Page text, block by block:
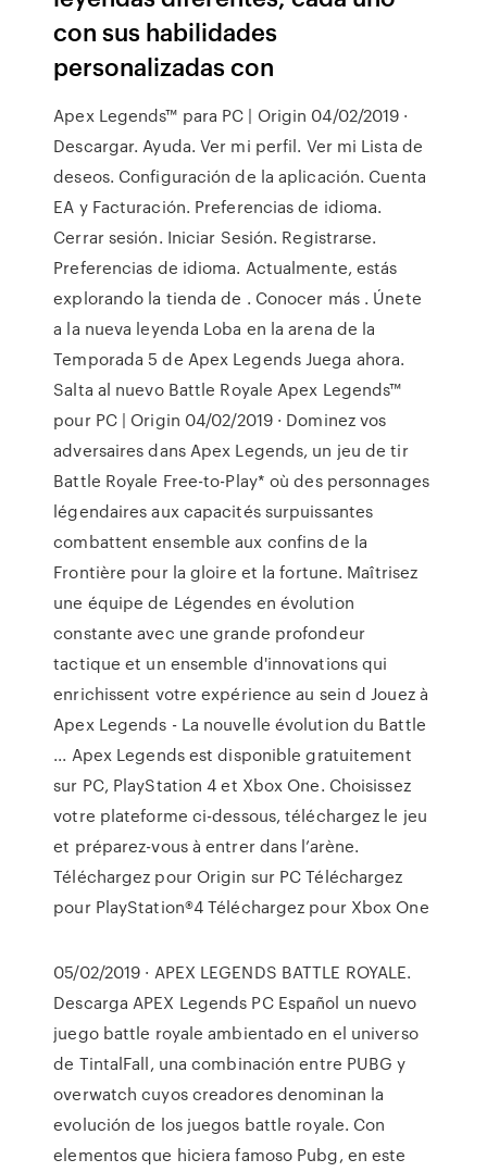
con sus habilidades
personalizadas con
Apex Legends™ para PC | Origin 04/02/2019 ·
Descargar. Ayuda. Ver mi perfil. Ver mi Lista de
deseos. Configuración de la aplicación. Cuenta
EA y Facturación. Preferencias de idioma.
Cerrar sesión. Iniciar Sesión. Registrarse.
Preferencias de idioma. Actualmente, estás
explorando la tienda de . Conocer más . Únete
a la nueva leyenda Loba en la arena de la
Temporada 5 de Apex Legends Juega ahora.
Salta al nuevo Battle Royale Apex Legends™
pour PC | Origin 04/02/2019 · Dominez vos
adversaires dans Apex Legends, un jeu de tir
Battle Royale Free-to-Play* où des personnages
légendaires aux capacités surpuissantes
combattent ensemble aux confins de la
Frontière pour la gloire et la fortune. Maîtrisez
une équipe de Légendes en évolution
constante avec une grande profondeur
tactique et un ensemble d'innovations qui
enrichissent votre expérience au sein d Jouez à
Apex Legends - La nouvelle évolution du Battle
... Apex Legends est disponible gratuitement
sur PC, PlayStation 4 et Xbox One. Choisissez
votre plateforme ci-dessous, téléchargez le jeu
et préparez-vous à entrer dans l’arène.
Téléchargez pour Origin sur PC Téléchargez
pour PlayStation®4 Téléchargez pour Xbox One
05/02/2019 · APEX LEGENDS BATTLE ROYALE.
Descarga APEX Legends PC Español un nuevo
juego battle royale ambientado en el universo
de TintalFall, una combinación entre PUBG y
overwatch cuyos creadores denominan la
evolución de los juegos battle royale. Con
elementos que hiciera famoso Pubg, en este